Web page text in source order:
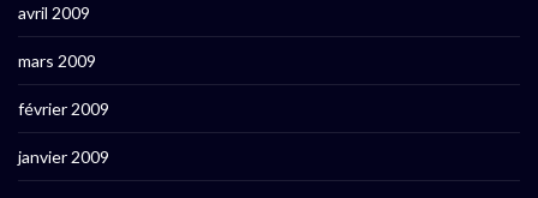
avril 2009
mars 2009
février 2009
janvier 2009